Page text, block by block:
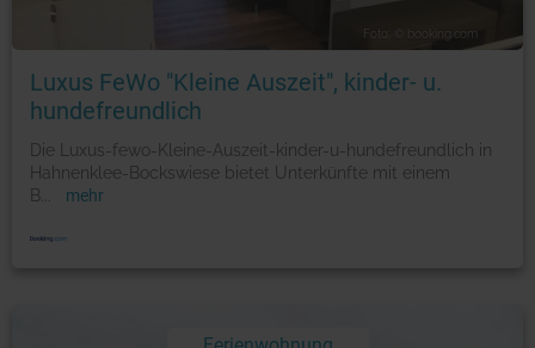
Foto: © booking.com
Luxus FeWo "Kleine Auszeit", kinder- u.
hundefreundlich
Die Luxus-fewo-Kleine-Auszeit-kinder-u-hundefreundlich in
Hahnenklee-Bockswiese bietet Unterkünfte mit einem
B
mehr